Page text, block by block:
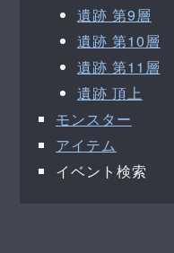
遺跡 第9層
遺跡 第10層
遺跡 第11層
遺跡 頂上
モンスター
アイテム
イベント検索